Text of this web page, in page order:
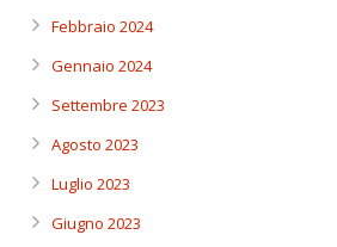
Febbraio 2024
Gennaio 2024
Settembre 2023
Agosto 2023
Luglio 2023
Giugno 2023